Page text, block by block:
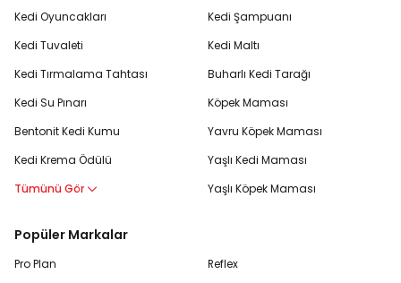
Kedi Oyuncakları
Kedi Tuvaleti
Kedi Tırmalama Tahtası
Kedi Su Pınarı
Bentonit Kedi Kumu
Kedi Krema Ödülü
Tümünü Gör
Kedi Şampuanı
Kedi Maltı
Buharlı Kedi Tarağı
Köpek Maması
Yavru Köpek Maması
Yaşlı Kedi Maması
Yaşlı Köpek Maması
Popüler Markalar
Pro Plan
Reflex